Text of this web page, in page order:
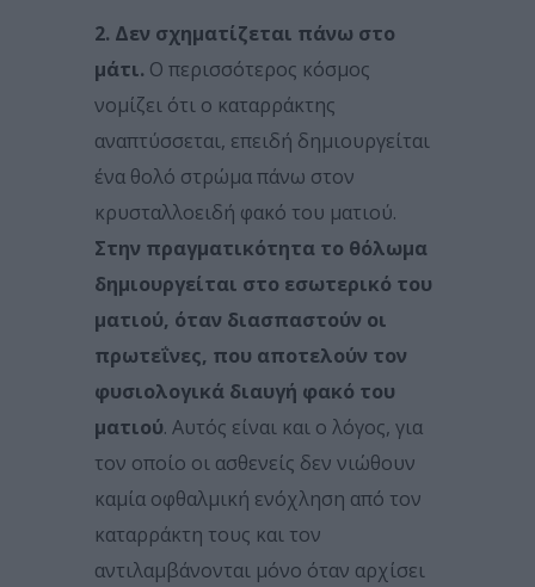
2. Δεν σχηματίζεται πάνω στο
μάτι. Ο περισσότερος κόσμος
νομίζει ότι ο καταρράκτης
αναπτύσσεται, επειδή δημιουργείται
ένα θολό στρώμα πάνω στον
κρυσταλλοειδή φακό του ματιού.
Στην πραγματικότητα το θόλωμα
δημιουργείται στο εσωτερικό του
ματιού, όταν διασπαστούν οι
πρωτεΐνες, που αποτελούν τον
φυσιολογικά διαυγή φακό του
ματιού. Αυτός είναι και ο λόγος, για
τον οποίο οι ασθενείς δεν νιώθουν
καμία οφθαλμική ενόχληση από τον
καταρράκτη τους και τον
αντιλαμβάνονται μόνο όταν αρχίσει